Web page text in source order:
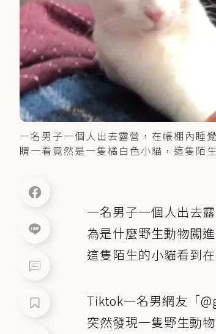
一名男子一個人出去露營，在帳棚內睡
睛一看竟然是一隻橘白色小貓，這隻陌
一名男子一個人出去
為是什麼野生動物闖
這隻陌生的小貓看到
Tiktok一名男網友「
突然發現一隻野生動